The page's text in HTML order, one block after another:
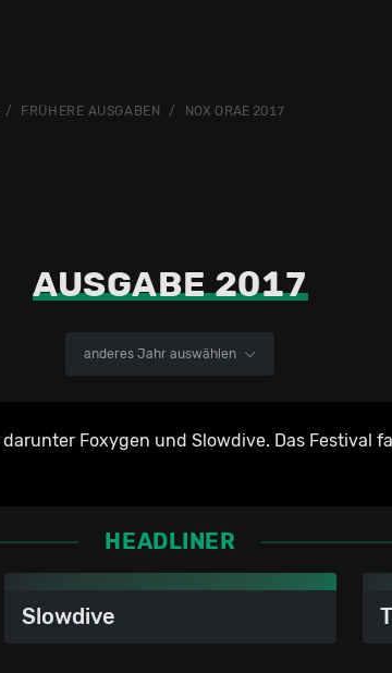
FRÜHERE AUSGABEN NOX ORAE 2017
AUSGABE 2017
anderes Jahr auswählen
Foxygen und Slowdive. Das Festival
HEADLINER
Slowdive